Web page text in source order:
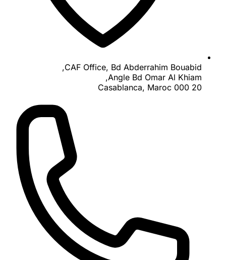
CAF Office, Bd Abderrahim Bouabid,
Angle Bd Omar Al Khiam,
20 000 Casablanca, Maroc